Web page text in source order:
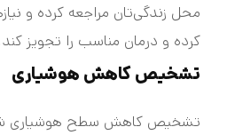
محل زندگی‌تان مراجعه کرده و
کرده و درمان مناسب را تجویز
تشخیص کاهش هوشیاری
تشخیص کاهش سطح هوشیاری